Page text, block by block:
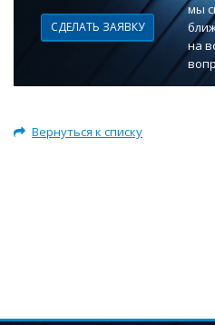
СДЕЛАТЬ ЗАЯВКУ
мы
на
Вернуться к списку